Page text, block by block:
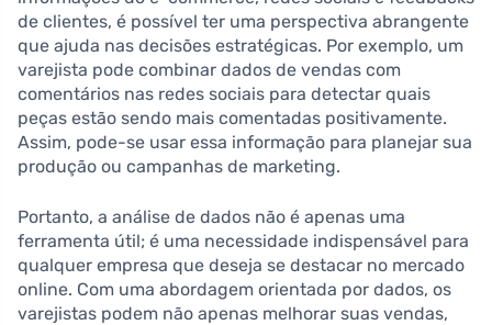
de clientes, é possível ter uma perspectiva abrangente
que ajuda nas decisões estratégicas. Por exemplo, um
varejista pode combinar dados de vendas com
comentários nas redes sociais para detectar quais
peças estão sendo mais comentadas positivamente.
Assim, pode-se usar essa informação para planejar sua
produção ou campanhas de marketing.
Portanto, a análise de dados não é apenas uma
ferramenta útil; é uma necessidade indispensável para
qualquer empresa que deseja se destacar no mercado
online. Com uma abordagem orientada por dados, os
varejistas podem não apenas melhorar suas vendas,